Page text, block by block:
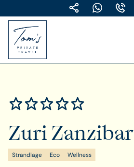
Zuri Zanzibar
Strandlage Eco Wellness